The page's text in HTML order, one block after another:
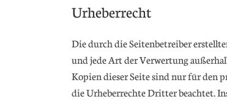
Urheberrecht
Die durch die Seitenbetreiber
und jede Art der Verwertung
Kopien dieser Seite sind nur für den
die Urheberrechte Dritter beachtet.